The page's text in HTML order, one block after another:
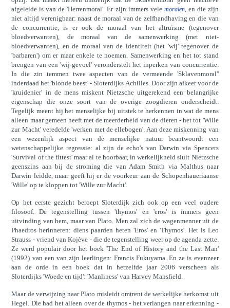
afgeleide is van de 'Herrenmoral'. Er zijn immers vele moralen, en die zijn
niet altijd verenigbaar: naast de moraal van de zelfhandhaving en die van
de concurrentie, is er ook de moraal van het altruïsme (tegenover
bloedverwanten), de moraal van de samenwerking (met niet-
bloedverwanten), en de moraal van de identiteit (het 'wij' tegenover de
'barbaren') om er maar enkele te noemen. Samenwerking en het tot stand
brengen van een 'wij-gevoel' veronderstelt het inperken van concurrentie.
In die zin temmen twee aspecten van de vermeende 'Sklavenmoral''
inderdaad het 'blonde beest' - Sloterdijks Achilles. Door zijn afkeer voor de
'kruidenier' in de mens miskent Nietzsche uitgerekend een belangrijke
eigenschap die onze soort van de overige zoogdieren onderscheidt.
Tegelijk meent hij het menselijke bij uitstek te herkennen in wat de mens
alleen maar gemeen heeft met de meerderheid van de dieren - het tot 'Wille
zur Macht' veredelde 'werken met de ellebogen'. Aan deze miskenning van
een wezenlijk aspect van de menselijke natuur beantwoordt een
wetenschappelijke regressie: al zijn de echo's van Darwin via Spencers
'Survival of the fittest' maar al te hoorbaar, in werkelijkheid sluit Nietzsche
geenszins aan bij de stroming die van Adam Smith via Malthus naar
Darwin leidde, maar geeft hij er de voorkeur aan de Schopenhaueriaanse
'Wille' op te kloppen tot 'Wille zur Macht'.
Op het eerste gezicht beroept Sloterdijk zich ook op een veel oudere
filosoof. De tegenstelling tussen 'thymos' en 'eros' is immers geen
uitvinding van hem, maar van Plato. Men zal zich de wagenmenner uit de
Phaedros herinneren: diens paarden heten 'Eros' en 'Thymos'. Het is Leo
Strauss - vriend van Kojève - die de tegenstelling weer op de agenda zette.
Ze werd populair door het boek 'The End of History and the Last Man'
(1992) van een van zijn leerlingen: Francis Fukuyama. En ze is evenzeer
aan de orde in een boek dat in hetzelfde jaar 2006 verscheen als
Sloterdijks 'Woede en tijd': 'Manliness' van Harvey Mansfield.
Maar de verwijzing naar Plato misleidt omtrent de werkelijke herkomst uit
Hegel. Die had het alleen over de thymos - het verlangen naar erkenning -